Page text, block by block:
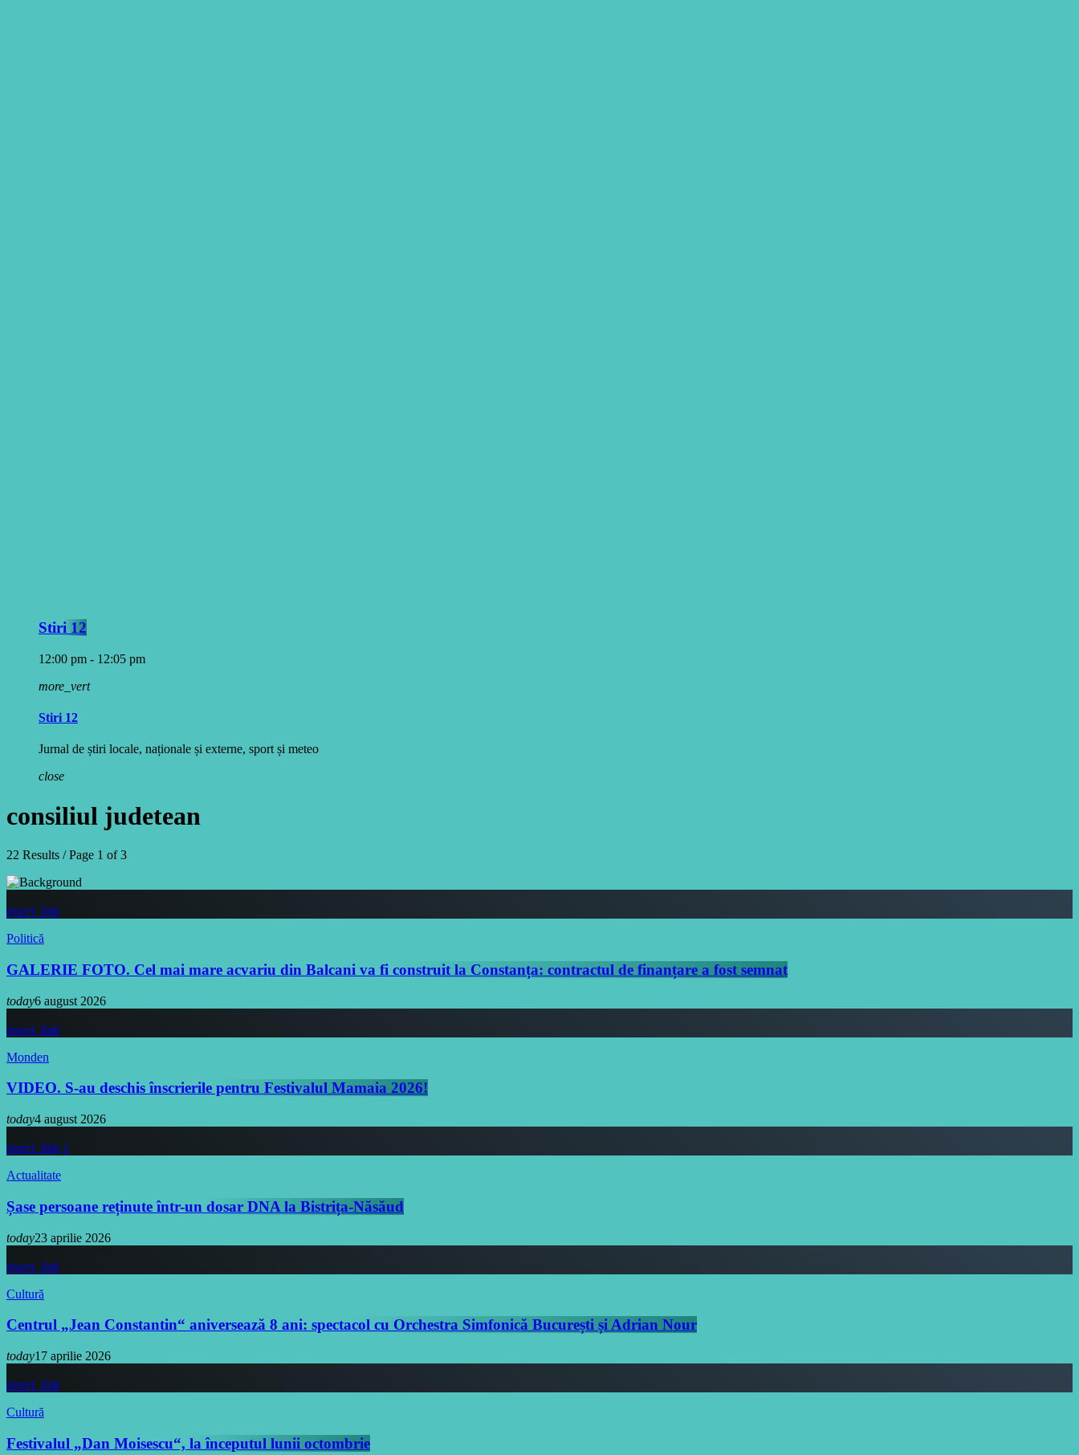
Stiri 12
12:00 pm - 12:05 pm
more_vert
Stiri 12
Jurnal de știri locale, naționale și externe, sport și meteo
close
consiliul judetean
22 Results / Page 1 of 3
insert_link
Politică
GALERIE FOTO. Cel mai mare acvariu din Balcani va fi construit la Constanța: contractul de finanțare a fost semnat
today6 august 2026
insert_link
Monden
VIDEO. S-au deschis înscrierile pentru Festivalul Mamaia 2026!
today4 august 2026
insert_link 1
Actualitate
Șase persoane reținute într-un dosar DNA la Bistrița-Năsăud
today23 aprilie 2026
insert_link
Cultură
Centrul „Jean Constantin“ aniversează 8 ani: spectacol cu Orchestra Simfonică București și Adrian Nour
today17 aprilie 2026
insert_link
Cultură
Festivalul „Dan Moisescu“, la începutul lunii octombrie